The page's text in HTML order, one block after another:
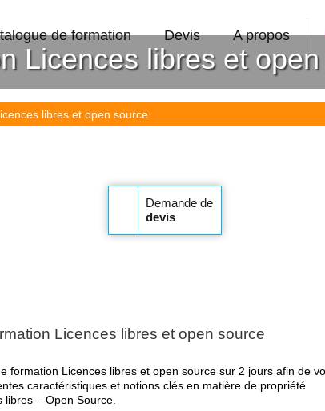
de formation Devis A propos
Licences libres et
libres et open source
Demande de
devis
Licences libres et open source
formation Licences libres et open source sur 2 jours afin de
caractéristiques et notions clés en matière de propriété
– Open Source.